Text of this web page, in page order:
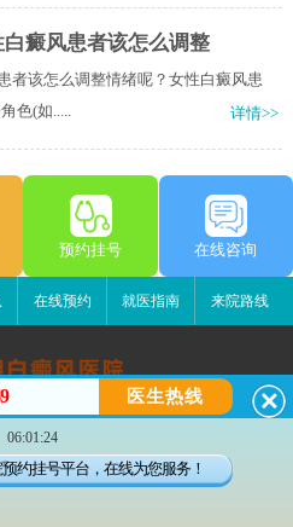
癜风患者该怎么调整
者该怎么调整情绪呢？女性白癜风患
色(如.....
详情>>
预约挂号 在线咨询
在线预约 就医指南 来院路线
癜风医院
华区护国路2号
昆明白癜风医院
医生热线
06:01:24
约挂号平台，在线为您服务！